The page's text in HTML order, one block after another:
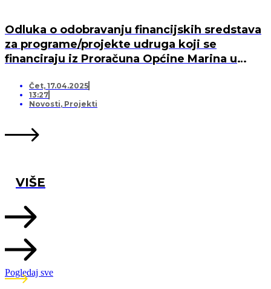
Odluka o odobravanju financijskih sredstava
za programe/projekte udruga koji se
financiraju iz Proračuna Općine Marina u
Čet, 17.04.2025
13:27
Novosti, Projekti
VIŠE
Pogledaj sve